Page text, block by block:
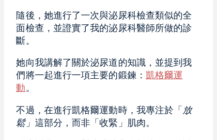
隨後，她進行了一次與泌尿科檢查類似的全
面檢查，並證實了我的泌尿科醫師所做的診
斷。
她向我講解了關於泌尿道的知識，並提到我
們將一起進行一項主要的鍛鍊： 凱格爾運
動 。
不過，在進行凱格爾運動時，我專注於「 放
鬆」這部分，而非「收緊」肌肉。